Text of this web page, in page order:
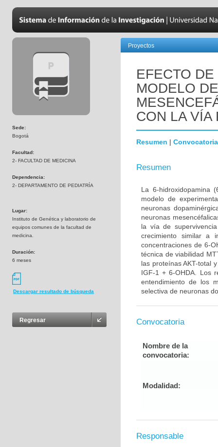
Sede:
Bogotá
Facultad:
2- FACULTAD DE MEDICINA
Dependencia:
2- DEPARTAMENTO DE PEDIATRÍA
Lugar:
Instituto de Genética y laboratorio de
equipos comunes de la facultad de
medicina.
Duración:
6 meses
Descargar resultado de búsqueda
Regresar
Proyectos
EFECTO
MODELO
CON LA VÍA
Resumen | Convocatoria
Resumen
La 6-hidroxidopamina
modelo de
neuronas
neuronas
la vía de
crecimiento similar a
concentraciones de 6-
técnica de viabilidad
las proteínas AKT-total
IGF-1 + 6-OHDA. Los
entendimiento de los
selectiva de neuronas
Convocatoria
Nombre de la
convocatoria:
Modalidad:
Responsable